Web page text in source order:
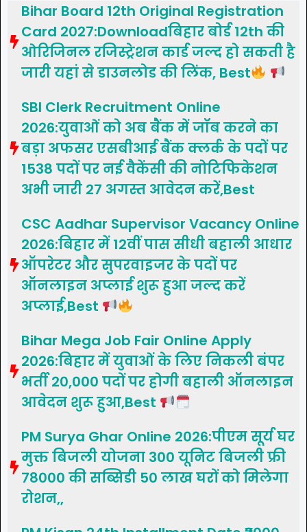
Bihar Board 12th Original Registration
Card 2027:Downloadबिहार बोर्ड 12th की
ओरिजिनल रजिस्ट्रेशन कार्ड जल्द हो सकती है
जारी यहां से डाउनलोड की लिंक, Best
SBI Clerk Recruitment Online
2026:युवाओं को अब बैंक में जॉब करने का
बड़ा अफसर एसबीआई बैंक क्लर्क के पदों पर
1538 पदों पर नई वैकेंसी की नोटिफिकेशन
अभी जारी 27 अगस्त आवेदन करें,Best
CSC Aadhar Supervisor Vacancy Online
2026:बिहार में 12वीं पास सीधी बहाली आधार
ऑपरेटर और सुपरवाइजर के पदों पर
ऑनलाइन अप्लाई शुरू हुआ जल्द करें
अप्लाई,Best
Bihar Mega Job Fair Online Apply
2026:बिहार में युवाओं के लिए निकली बंपर
भर्ती 20,000 पदों पर होगी बहाली ऑनलाइन
आवेदन शुरू हुआ,Best
PM Surya Ghar Online 2026:पीएम सूर्य घर
मुक्त बिजली योजना 300 यूनिट बिजली फ्री
78000 की सब्सिडी 50 लाख घरों को मिलेगा
रोशन,,